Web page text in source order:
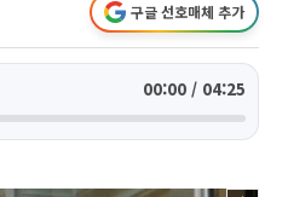
구글 선호매체 추가
00:00 / 04:25